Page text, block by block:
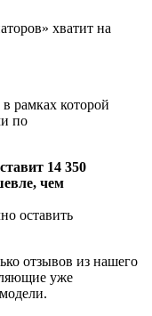
хватит на
в рамках которой
по
14 350
чем
оставить
отзывов из нашего
уже